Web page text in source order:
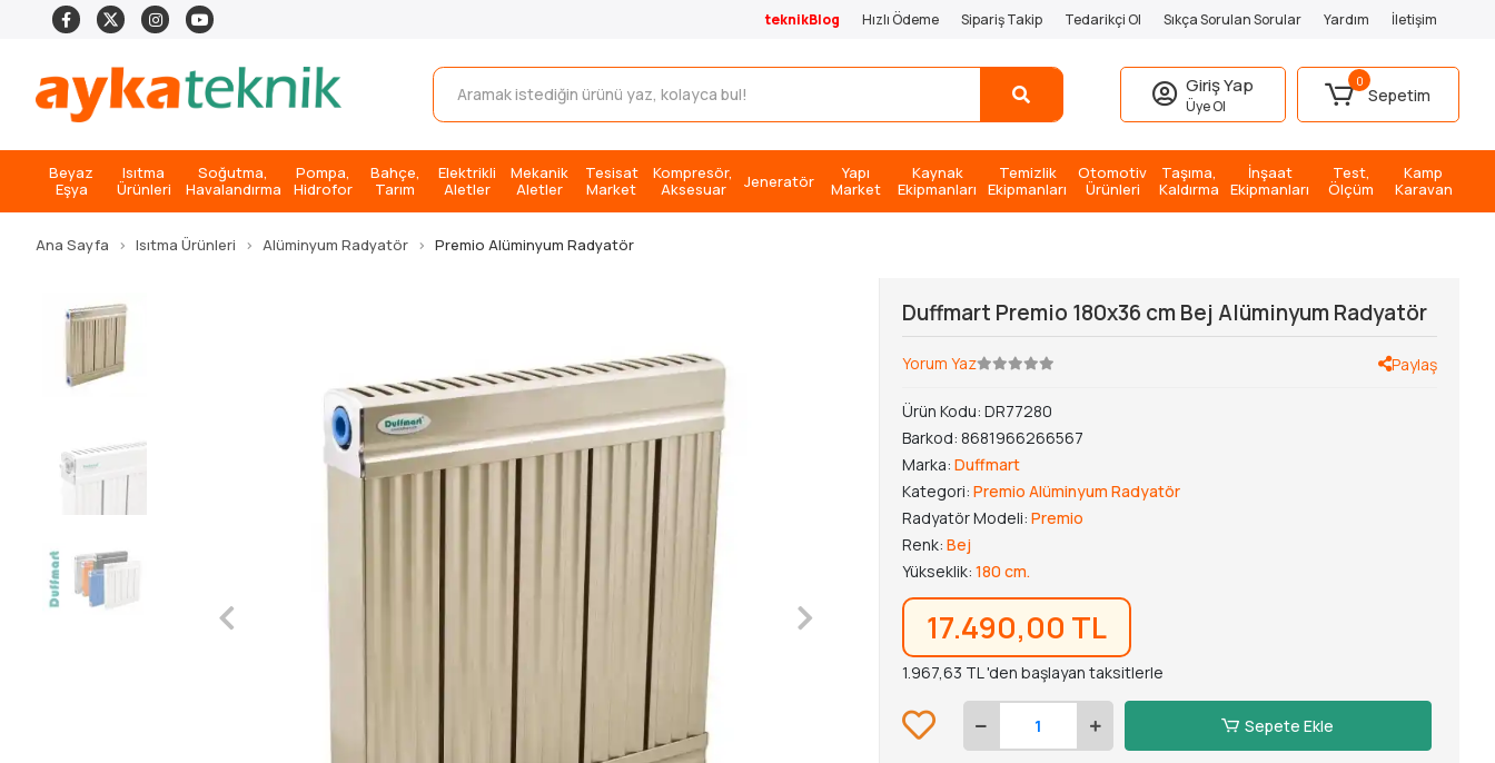
teknikBlog Hızlı Ödeme Sipariş Takip Tedarikçi Ol Sıkça Sorulan Sorular Yardım İletişim
Giriş Yap
Üye Ol
0
Sepetim
Beyaz
Eşya
Isıtma
Ürünleri
Soğutma,
Havalandırma
Pompa,
Hidrofor
Bahçe,
Tarım
Elektrikli
Aletler
Mekanik
Aletler
Tesisat
Market
Kompresör,
Aksesuar
Jeneratör
Yapı
Market
Kaynak
Ekipmanları
Temizlik
Ekipmanları
Otomotiv
Ürünleri
Taşıma,
Kaldırma
İnşaat
Ekipmanları
Test,
Ölçüm
Kamp
Karavan
Ana Sayfa Isıtma Ürünleri Alüminyum Radyatör Premio Alüminyum Radyatör
Duffmart Premio 180x36 cm Bej Alüminyum Radyatör
Yorum Yaz Paylaş
Ürün Kodu:DR77280
Barkod: 8681966266567
Marka:Duffmart
Kategori:Premio Alüminyum Radyatör
Radyatör Modeli:Premio
Renk:Bej
Yükseklik:180 cm.
17.490,00 TL
1.967,63 TL 'den başlayan taksitlerle
Sepete Ekle